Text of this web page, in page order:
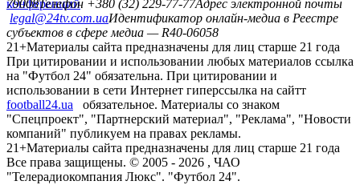
конференций
79008Телефон +380 (32) 229-77-77Адрес электронной почты
legal@24tv.com.uaИдентификатор онлайн-медиа в Реестре
субъектов в сфере медиа — R40-06058
21+Материалы сайта предназначены для лиц старше 21 года
При цитировании и использовании любых материалов ссылка
на "Футбол 24" обязательна. При цитировании и
использовании в сети Интернет гиперссылка на сайтт
football24.ua
обязательное. Материалы со знаком
"Спецпроект", "Партнерский материал", "Реклама", "Новости
компаний" публикуем на правах рекламы.
21+Материалы сайта предназначены для лиц старше 21 года
Все права защищены. © 2005 - 2026 , ЧАО
"Телерадиокомпания Люкс". "Футбол 24".